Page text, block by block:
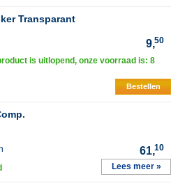
Transparant
9,50
is uitlopend, onze voorraad is: 8
Bestellen
61,10
Lees meer »